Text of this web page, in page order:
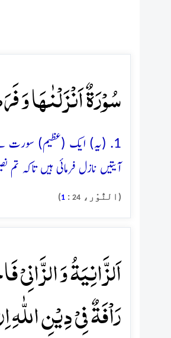
سُوۡرَۃٌ اَنۡزَلۡنٰہَا وَ
1. (یہ) ایک (عظیم) سورت
آیتیں نازل فرمائی ہیں تاکہ
(النُّوْر، 24
:
1
)
اَلزَّانِیَۃُ وَ
رَاۡفَۃٌ فِیۡ دِیۡنِ